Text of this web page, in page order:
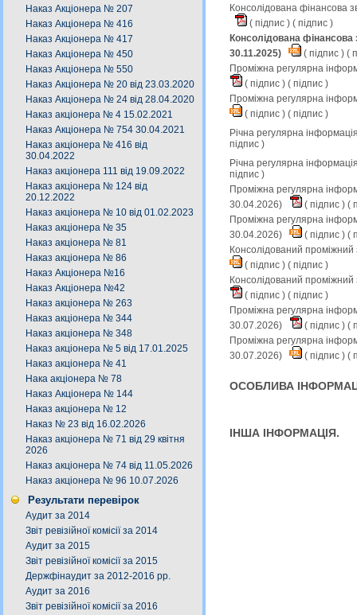
Наказ Акціонера № 207
Наказ Акціонера № 416
Наказ Акціонера № 417
Наказ Акціонера № 450
Наказ Акціонера № 550
Наказ Акціонера № 20 від 23.03.2020
Наказ Акціонера № 24 від 28.04.2020
Наказ акціонера № 4 15.02.2021
Наказ Акціонера № 754 30.04.2021
Наказ акціонера № 416 від
30.04.2022
Наказ акціонера 111 від 19.09.2022
Наказ акціонера № 124 від
20.12.2022
Наказ акціонера № 10 від 01.02.2023
Наказ акціонера № 35
Наказ акціонера № 81
Наказ акціонера № 86
Наказ Акціонера №16
Наказ Акціонера №42
Наказ акціонера № 263
Наказ акціонера № 344
Наказ акціонера № 348
Наказ акціонера № 5 від 17.01.2025
Наказ акціонера № 41
Нака акціонера № 78
Наказ Акціонера № 144
Наказ акціонера № 12
Наказ № 23 від 16.02.2026
Наказ акціонера № 71 від 29 квітня
2026
Наказ акціонера № 74 від 11.05.2026
Наказ акціонера № 96 10.07.2026
Результати перевірок
Аудит за 2014
Звіт ревізійної комісії за 2014
Аудит за 2015
Звіт ревізійної комісії за 2015
Держфінаудит за 2012-2016 рр.
Аудит за 2016
Звіт ревізійної комісії за 2016
Консолідована фінансова
( підпис ) ( підпис )
Консолідована фінансова
30.11.2025)
( підпис ) (
Проміжна регулярна
( підпис ) ( підпис )
Проміжна регулярна
( підпис ) ( підпис )
Річна регулярна
підпис )
Річна регулярна
підпис )
Проміжна регулярна
30.04.2026)
( підпис ) (
Проміжна регулярна
30.04.2026)
( підпис ) (
Консолідований
( підпис ) ( підпис )
Консолідований
( підпис ) ( підпис )
Проміжна регулярна
30.07.2026)
( підпис ) (
Проміжна регулярна
30.07.2026)
( підпис ) (
ОСОБЛИВА
ІНША ІНФОРМАЦІЯ.